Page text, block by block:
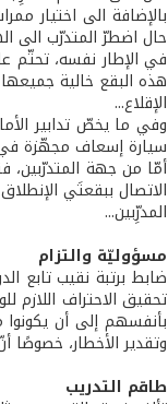
بالإضافة الى اختيار
حال اضطرّ المتدرّب الى
في الإطار نفسه، تحتّم
هذه البقع خالية جميعها
الإقلاع...
وفي ما يخصّ تدابير
سيارة إسعاف مجهّزة
أمّا من جهة المتدرّبين،
المدرِّبين...
مسؤوليّة والتزام
ضابط برتبة نقيب تابع
تحقيق الاحتراف اللازم
بأنفسهم إلى أن
وتقدير الأخطار، خصوصًا
طاقم التدريب